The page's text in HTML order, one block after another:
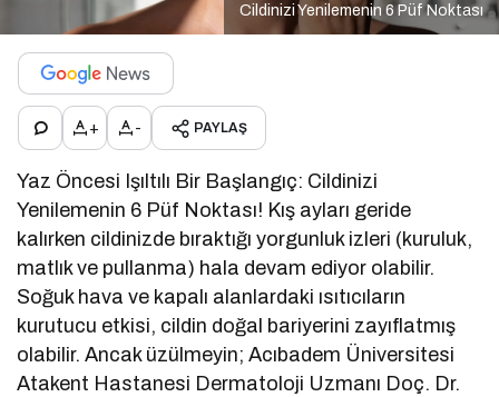
Cildinizi Yenilemenin 6 Püf Noktası
+ - PAYLAŞ
Yaz Öncesi Işıltılı Bir Başlangıç: Cildinizi
Yenilemenin 6 Püf Noktası! Kış ayları geride
kalırken cildinizde bıraktığı yorgunluk izleri (kuruluk,
matlık ve pullanma) hala devam ediyor olabilir.
Soğuk hava ve kapalı alanlardaki ısıtıcıların
kurutucu etkisi, cildin doğal bariyerini zayıflatmış
olabilir. Ancak üzülmeyin; Acıbadem Üniversitesi
Atakent Hastanesi Dermatoloji Uzmanı Doç. Dr.